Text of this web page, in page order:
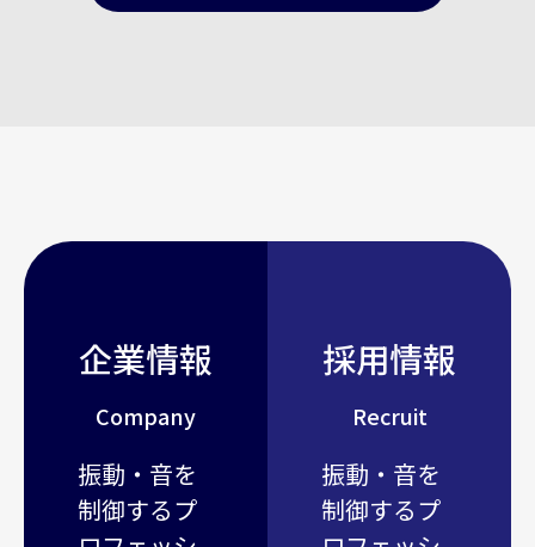
企業情報
Company
振動・音を
制御するプ
採用情報
Recruit
振動・音を
制御するプ